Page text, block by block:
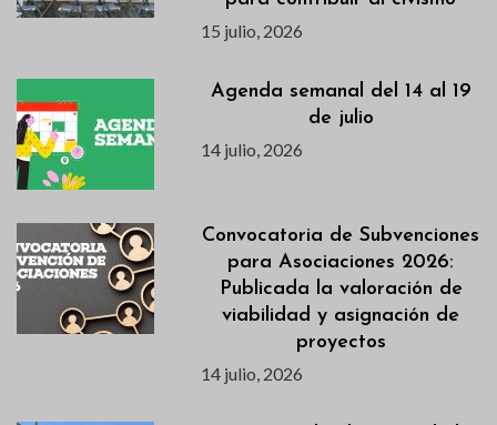
15 julio, 2026
Agenda semanal del 14 al 19
de julio
14 julio, 2026
Convocatoria de Subvenciones
para Asociaciones 2026:
Publicada la valoración de
viabilidad y asignación de
proyectos
14 julio, 2026